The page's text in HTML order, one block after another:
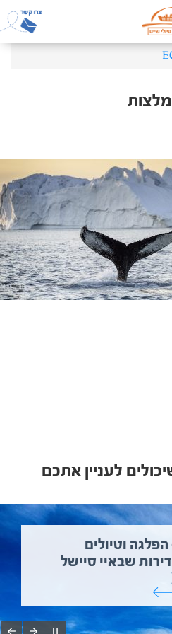
לעניין אתכם
הפלגה וטיולים
שבאיי סיישל